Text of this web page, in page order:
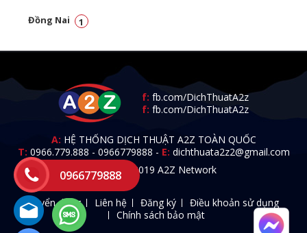
Đồng Nai 1
f: fb.com/DichThuatA2z
f: fb.com/DichThuatA2z
A: HỆ THỐNG DỊCH THUẬT A2Z TOÀN QUỐC
T: 0966.779.888 - 0966779888 - E: dichthuata2z2@gmail.com
© 2009 - 2019 A2Z Network
Tuyển dụng Liên hệ Đăng ký
Điều khoản sử dụng
Chính sách bảo mật
0966779888